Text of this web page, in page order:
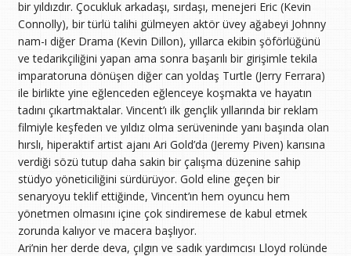
bir yıldızdır. Çocukluk arkadaşı, sırdaşı, menejeri Eric (Kevin
Connolly), bir türlü talihi gülmeyen aktör üvey ağabeyi Johnny
nam-ı diğer Drama (Kevin Dillon), yıllarca ekibin şöförlüğünü
ve tedarikçiliğini yapan ama sonra başarılı bir girişimle tekila
imparatoruna dönüşen diğer can yoldaş Turtle (Jerry Ferrara)
ile birlikte yine eğlenceden eğlenceye koşmakta ve hayatın
tadını çıkartmaktalar. Vincent’ı ilk gençlik yıllarında bir reklam
filmiyle keşfeden ve yıldız olma serüveninde yanı başında olan
hırslı, hiperaktif artist ajanı Ari Gold’da (Jeremy Piven) karısına
verdiği sözü tutup daha sakin bir çalışma düzenine sahip
stüdyo yöneticiliğini sürdürüyor. Gold eline geçen bir
senaryoyu teklif ettiğinde, Vincent’ın hem oyuncu hem
yönetmen olmasını içine çok sindiremese de kabul etmek
zorunda kalıyor ve macera başlıyor.
Ari’nin her derde deva, çılgın ve sadık yardımcısı Lloyd rolünde